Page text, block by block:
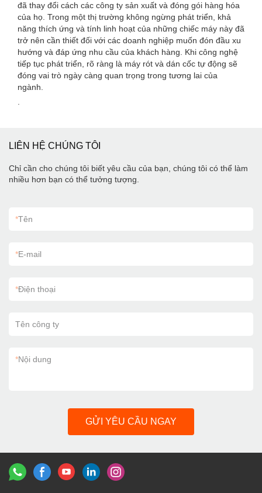
đã thay đổi cách các công ty sản xuất và đóng gói hàng hóa
của họ. Trong một thị trường không ngừng phát triển, khả
năng thích ứng và tính linh hoạt của những chiếc máy này đã
trở nên cần thiết đối với các doanh nghiệp muốn đón đầu xu
hướng và đáp ứng nhu cầu của khách hàng. Khi công nghệ
tiếp tục phát triển, rõ ràng là máy rót và dán cốc tự động sẽ
đóng vai trò ngày càng quan trọng trong tương lai của
ngành.
LIÊN HỆ CHÚNG TÔI
Chỉ cần cho chúng tôi biết yêu cầu của bạn, chúng tôi có thể làm
nhiều hơn bạn có thể tưởng tượng.
*Tên
*E-mail
*Điện thoại
Tên công ty
*Nội dung
GỬI YÊU CẦU NGAY